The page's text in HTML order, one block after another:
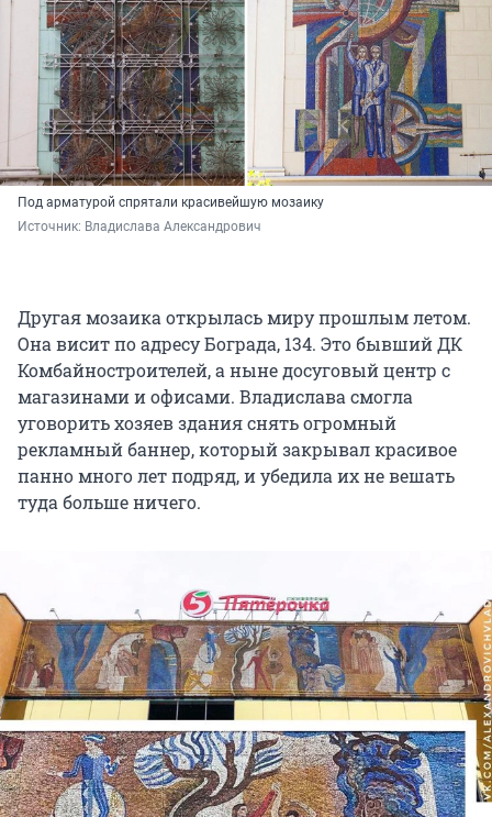
Под арматурой спрятали красивейшую мозаику
Источник: Владислава Александрович
Другая мозаика открылась миру прошлым летом.
Она висит по адресу Бограда, 134. Это бывший ДК
Комбайностроителей, а ныне досуговый центр с
магазинами и офисами. Владислава смогла
уговорить хозяев здания снять огромный
рекламный баннер, который закрывал красивое
панно много лет подряд, и убедила их не вешать
туда больше ничего.